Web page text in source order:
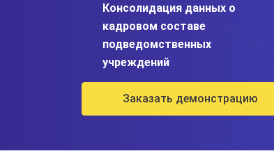
Консолидация данных о
кадровом составе
подведомственных
учреждений
Заказать демонстрацию